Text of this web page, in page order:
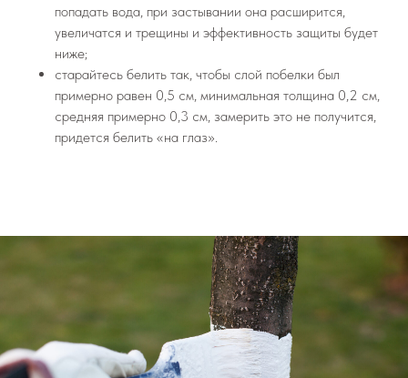
попадать вода, при застывании она расширится,
увеличатся и трещины и эффективность защиты будет
ниже;
старайтесь белить так, чтобы слой побелки был
примерно равен 0,5 см, минимальная толщина 0,2 см,
средняя примерно 0,3 см, замерить это не получится,
придется белить «на глаз».